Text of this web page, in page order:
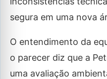
segura em uma nova
O entendimento da
o parecer diz que a
uma avaliação